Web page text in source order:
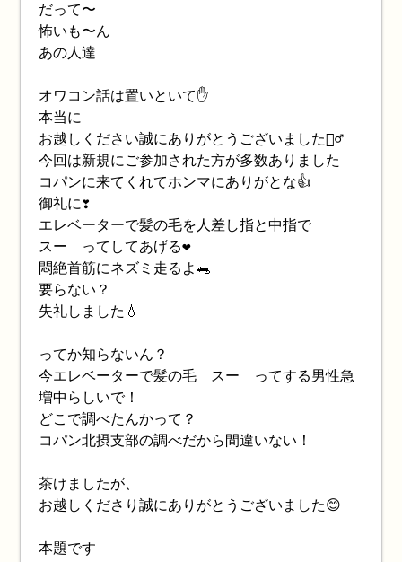
だって〜
怖いも〜ん
あの人達
オワコン話は置いといて✋
本当に
お越しください誠にありがとうございました🙇‍♂️
今回は新規にご参加された方が多数ありました
コパンに来てくれてホンマにありがとな👍
御礼に❣️
エレベーターで髪の毛を人差し指と中指で
スー ってしてあげる❤️
悶絶首筋にネズミ走るよ🐀
要らない？
失礼しました💧
ってか知らないん？
今エレベーターで髪の毛 スー ってする男性急
増中らしいで！
どこで調べたんかって？
コパン北摂支部の調べだから間違いない！
茶けましたが、
お越しくださり誠にありがとうございました😊
本題です